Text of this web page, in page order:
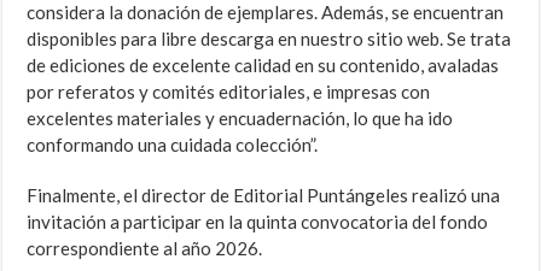
considera la donación de ejemplares. Además, se encuentran
disponibles para libre descarga en nuestro sitio web. Se trata
de ediciones de excelente calidad en su contenido, avaladas
por referatos y comités editoriales, e impresas con
excelentes materiales y encuadernación, lo que ha ido
conformando una cuidada colección”.
Finalmente, el director de Editorial Puntángeles realizó una
invitación a participar en la quinta convocatoria del fondo
correspondiente al año 2026.